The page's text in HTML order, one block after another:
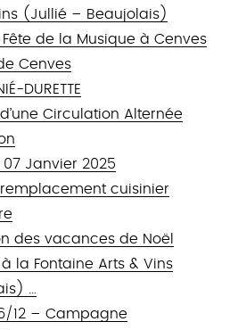
(Jullié – Beaujolais)
Fête de la Musique à Cenves
Cenves
DURETTE
Circulation Alternée
Janvier 2025
cuisinier
des vacances de Noël
à la Fontaine Arts & Vins
…
12 – Campagne